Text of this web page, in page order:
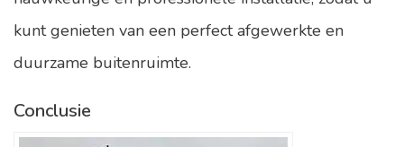
kunt genieten van een perfect afgewerkte en
duurzame buitenruimte.
Conclusie